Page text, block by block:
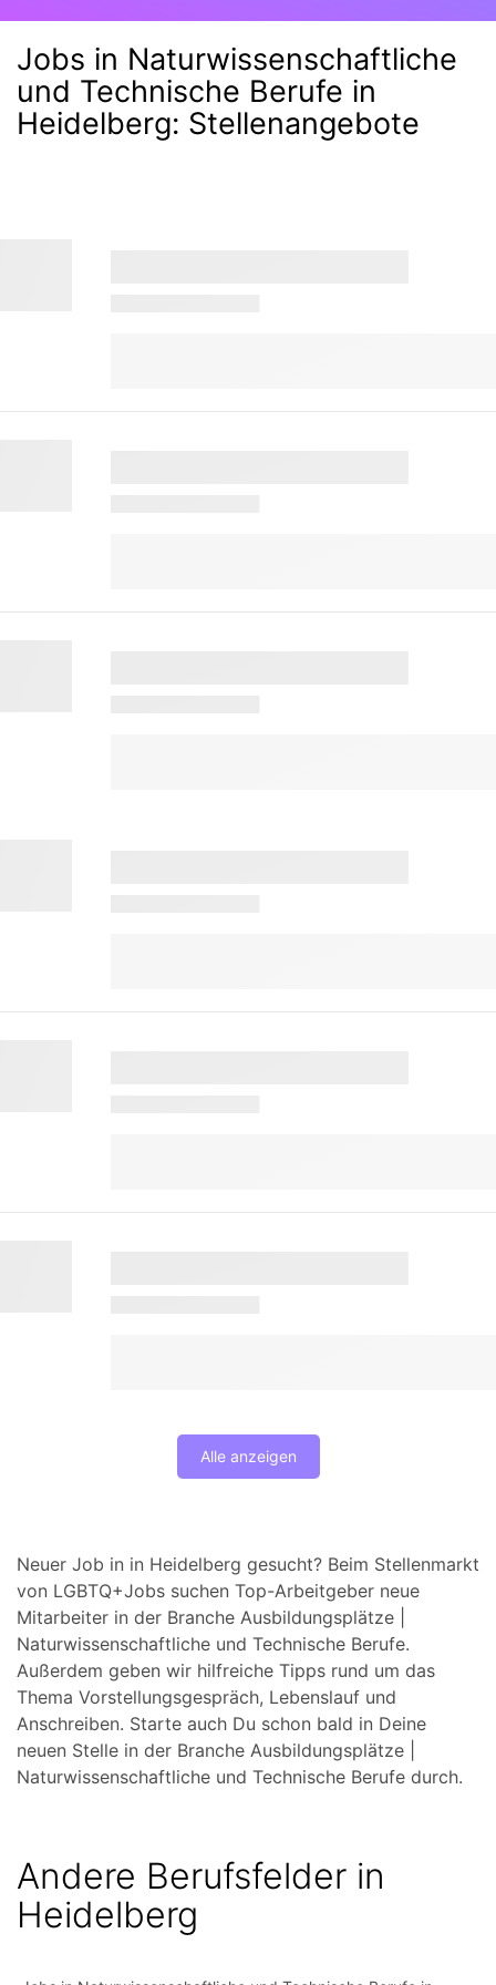
Jobs in Naturwissenschaftliche
und Technische Berufe in
Heidelberg: Stellenangebote
Alle anzeigen
Neuer Job in in Heidelberg gesucht? Beim Stellenmarkt
von LGBTQ+Jobs suchen Top-Arbeitgeber neue
Mitarbeiter in der Branche Ausbildungsplätze |
Naturwissenschaftliche und Technische Berufe.
Außerdem geben wir hilfreiche Tipps rund um das
Thema Vorstellungsgespräch, Lebenslauf und
Anschreiben. Starte auch Du schon bald in Deine
neuen Stelle in der Branche Ausbildungsplätze |
Naturwissenschaftliche und Technische Berufe durch.
Andere Berufsfelder in
Heidelberg